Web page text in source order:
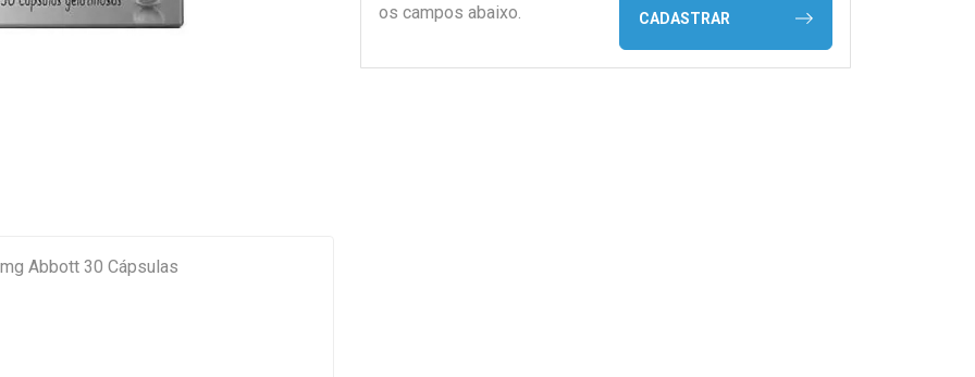
os campos abaixo.
CADASTRAR
Colágeno Vitamina Aletam 40mg Abbott 30 Cápsulas